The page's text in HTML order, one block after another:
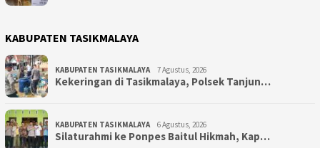
KABUPATEN TASIKMALAYA
KABUPATEN TASIKMALAYA 7 Agustus, 2026
Kekeringan di Tasikmalaya, Polsek Tanjun…
KABUPATEN TASIKMALAYA 6 Agustus, 2026
Silaturahmi ke Ponpes Baitul Hikmah, Kap…